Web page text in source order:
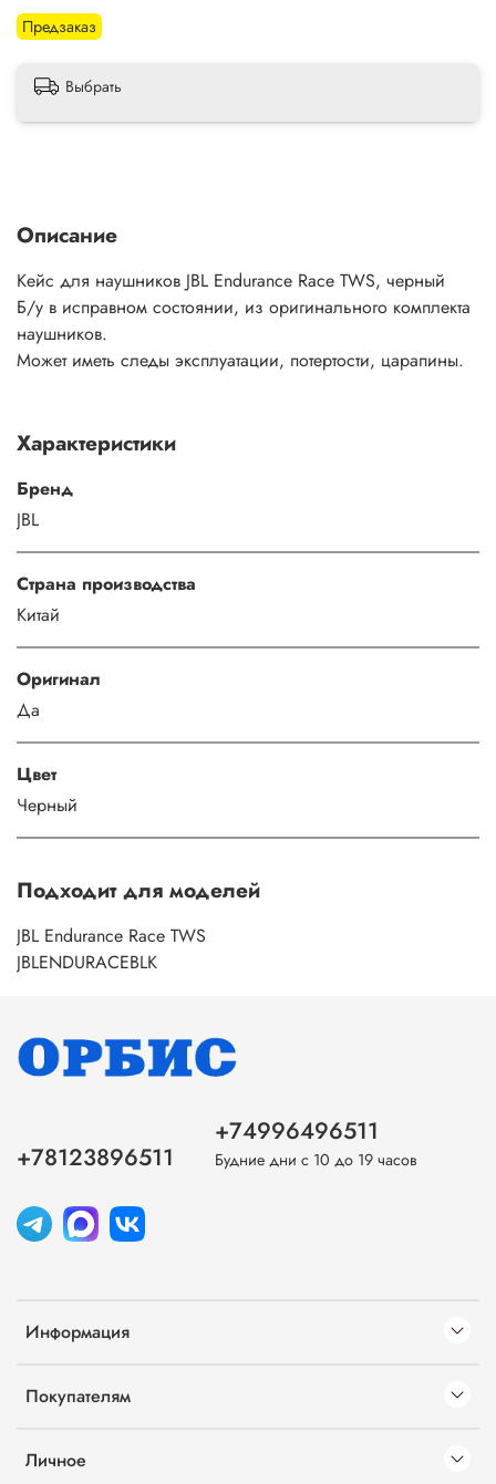
Предзаказ
Выбрать
Описание
Кейс для наушников JBL Endurance Race TWS, черный
Б/у в исправном состоянии, из оригинального комплекта
наушников.
Может иметь следы эксплуатации, потертости, царапины.
Характеристики
Бренд
JBL
Страна производства
Китай
Оригинал
Да
Цвет
Черный
Подходит для моделей
JBL Endurance Race TWS
JBLENDURACEBLK
Информация
Покупателям
Личное
+78123896511
+74996496511
Будние дни с 10 до 19 часов